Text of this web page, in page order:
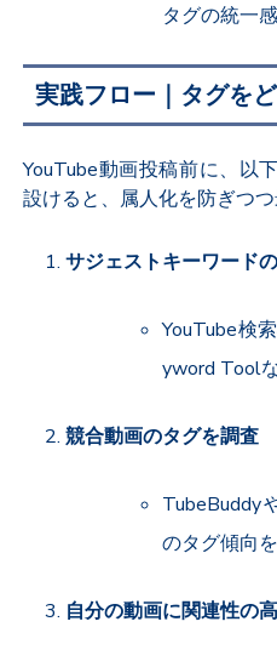
タグの統一
実践フロー｜タグを
YouTube動画投稿前に、以
設けると、属人化を防ぎつつ
サジェストキーワード
YouTube検
yword Tool
競合動画のタグを調査
TubeBuddy
のタグ傾向
自分の動画に関連性の